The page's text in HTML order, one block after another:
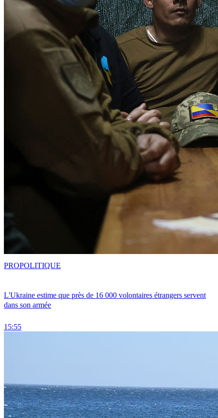
L'Ukraine estime que près de 16 000 volontaires étrangers servent
dans son armée
15:55
PROPOLITIQUE